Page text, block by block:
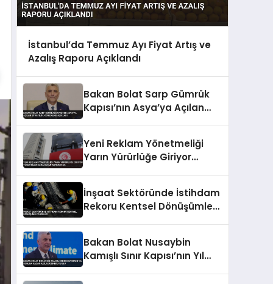
İstanbul’da Temmuz Ayı Fiyat Artış ve
Azalış Raporu Açıklandı
Bakan Bolat Sarp Gümrük
Kapısı’nın Asya’ya Açılan
Yeni Reklam Yönetmeliği
Yarın Yürürlüğe Giriyor
İnşaat Sektöründe İstihdam
Rekoru Kentsel Dönüşümle
Bakan Bolat Nusaybin
Kamışlı Sınır Kapısı’nın Yıl